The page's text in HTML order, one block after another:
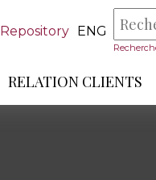
Repository ENG
RELATION CLIENTS